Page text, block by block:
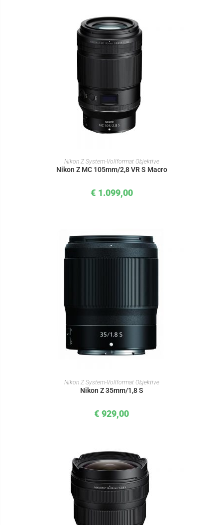
IN DEN WARENKORB
Nikon Z System-Vollformat Objektive
Nikon Z MC 105mm/2,8 VR S Macro
€ 1.099,00
IN DEN WARENKORB
Nikon Z System-Vollformat Objektive
Nikon Z 35mm/1,8 S
€ 929,00